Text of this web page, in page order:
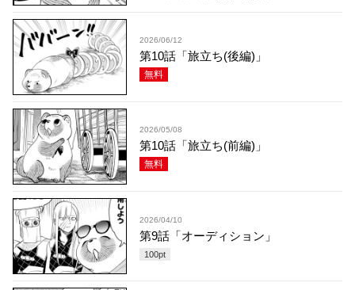
2026/06/12
第10話「旅立ち(後編)」
無料
2026/05/08
第10話「旅立ち(前編)」
無料
2026/04/10
第9話「オーディション」
100pt